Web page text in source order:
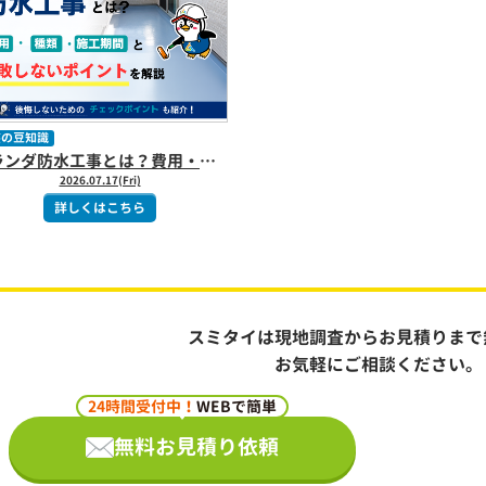
ベランダ防水工事とは？費用・種類・施工期間と失敗しないポイントを解説
2026.07.17(Fri)
詳しくはこちら
豆知識
スミタイは現地調査からお見積りまで
お気軽にご相談ください。
24時間受付中！ WEBで簡単
無料お見積り依頼